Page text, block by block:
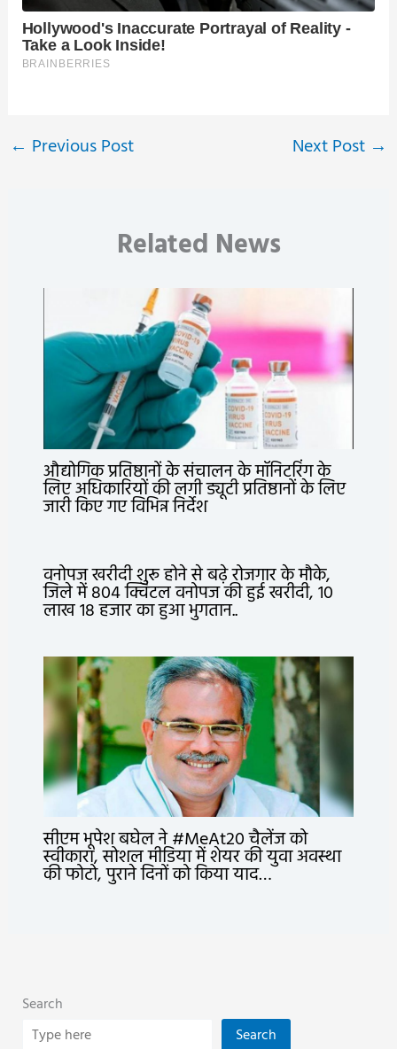
← Previous Post Next Post →
Related News
औद्योगिक प्रतिष्ठानों के संचालन के मॉनिटरिंग के
लिए अधिकारियों की लगी ड्यूटी प्रतिष्ठानों के लिए
जारी किए गए विभिन्न निर्देश
वनोपज खरीदी शुरू होने से बढ़े रोजगार के मौके,
जिले में 804 क्विंटल वनोपज की हुई खरीदी, 10
लाख 18 हजार का हुआ भुगतान..
सीएम भूपेश बघेल ने #MeAt20 चैलेंज को
स्वीकारा, सोशल मीडिया में शेयर की युवा अवस्था
की फोटो, पुराने दिनों को किया याद…
Search
Search